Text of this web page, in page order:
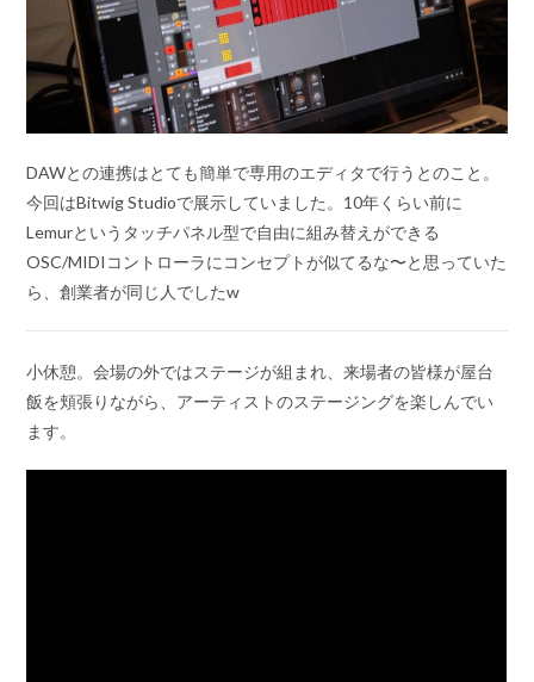
DAWとの連携はとても簡単で専用のエディタで行うとのこと。
今回はBitwig Studioで展示していました。10年くらい前に
Lemurというタッチパネル型で自由に組み替えができる
OSC/MIDIコントローラにコンセプトが似てるな〜と思っていた
ら、創業者が同じ人でしたw
小休憩。会場の外ではステージが組まれ、来場者の皆様が屋台
飯を頬張りながら、アーティストのステージングを楽しんでい
ます。